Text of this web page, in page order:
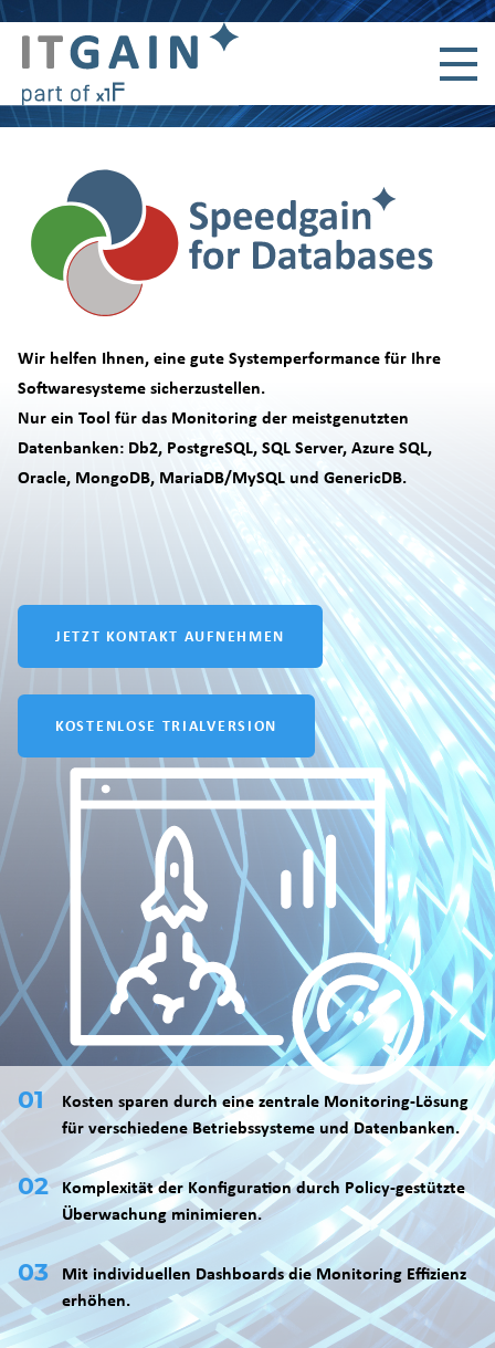
Navigation überspringen
Wir helfen Ihnen, eine gute Systemperformance für Ihre
Softwaresysteme sicherzustellen.
Nur ein Tool für das Monitoring der meistgenutzten
Datenbanken: Db2, PostgreSQL, SQL Server, Azure SQL,
Oracle, MongoDB, MariaDB/MySQL und GenericDB.
JETZT KONTAKT AUFNEHMEN
KOSTENLOSE TRIALVERSION
Kosten sparen durch eine zentrale Monitoring-Lösung
für verschiedene Betriebssysteme und Datenbanken.
Komplexität der Konfiguration durch Policy-gestützte
Überwachung minimieren.
Mit individuellen Dashboards die Monitoring Effizienz
erhöhen.